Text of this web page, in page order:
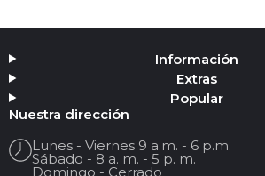
para Pole Dance están diseñadas para
ajuste, estabilidad y comodidad en
modelos peep-toe con dedos abiertos,
talón descubierto y opciones más
proteger la piel durante el trabajo en
Información
Extras
Popular
Nuestra dirección
Lunes - Viernes 9 a.m. - 6 p.m.
Sábado - 8 a. m. - 5 p. m.
Domingo - Cerrado